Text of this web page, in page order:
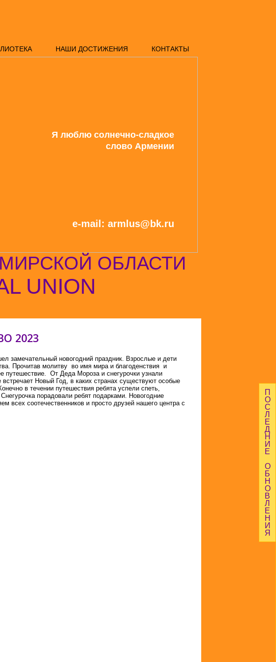
НАШИ ДОСТИЖЕНИЯ КОНТАКТЫ
Я люблю солнечно-сладкое
слово Армении
e-mail: armlus@bk.ru
ОБЛАСТИ
UNION
2023
замечательный новогодний праздник. Взрослые и дети
Прочитав молитву во имя мира и благоденствия и
путешествие. От Деда Мороза и снегурочки узнали
Новый Год, в каких странах существуют особые
в течении путешествия ребята успели спеть,
порадовали ребят подарками. Новогодние
всех соотечественников и просто друзей нашего центра с
П
О
С
Л
Е
Д
Н
И
Е
О
Б
Н
О
В
Л
Е
Н
И
Я